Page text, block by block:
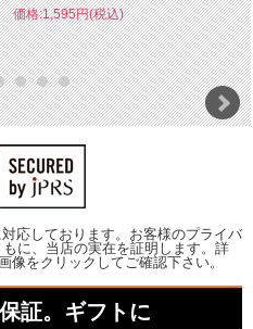
価格:1,595円(税込)
応しております。お客様のプライバ
に、当店の実在を証明します。詳
をクリックしてご確認下さい。
証。ギフトに